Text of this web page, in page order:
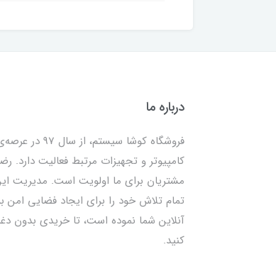
درباره ما
فروشگاه کوشا سیستم،
کامپیوتر و تجهیزات مرتبط فعالیت دارد.
مشتریان برای ما اولویت است. مدیریت
تمام تلاش خود را برای ایجاد فضایی امن
آنلاین شما نموده است، تا خریدی بدون
کنید.